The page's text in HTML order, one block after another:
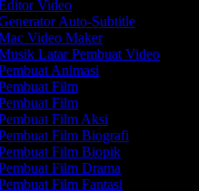
Video
Auto-Subtitle
Video Maker
Latar Pembuat Video
Animasi
Film
Film
Film Aksi
Film Biografi
Film Biopik
Film Drama
Film Fantasi